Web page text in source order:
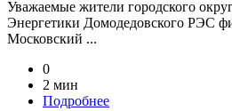
Уважаемые жители городского
Энергетики Домодедовского РЭС
Московский ...
0
2 мин
Подробнее